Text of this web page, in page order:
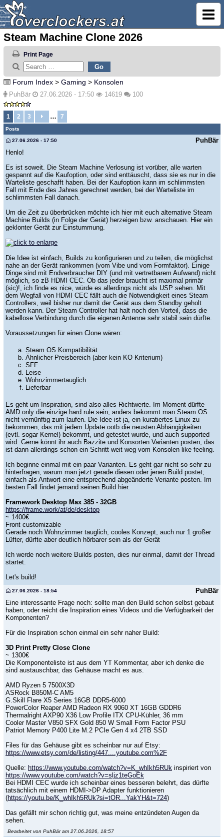
Steam Machine Clone 2026
Print Page
Forum Index > Gaming > Konsolen
PuhBär 27.06.2026 - 17:50 14619 100
1 2 3 … 7
Posts
PuhBär
27.06.2026 - 17:50
Henlo!
Es ist soweit. Die Steam Machine Verlosung ist vorüber, alle warten
gespannt auf die Kaufoption, oder sind enttäuscht, dass sie es nur in die
Warteliste geschafft haben. Bei der Kaufoption kann im schlimmsten
Fall mit Ende des Jahres gerechnet werden, bei der Warteliste im
schlimmsten Fall danach.
Um die Zeit zu überbrücken möchte ich hier mit euch alternative Steam
Machine Builds (in Folge der Gerät) herzeigen bzw. anschauen. Hier ein
geklonter Gerät zur Einstummung.
Die Idee ist einfach, Builds zu konfigurieren und zu teilen, die möglichst
nahe an der Gerät rankommen (vom Vibe und vom Formfaktor). Einige
Dinge sind mit Endverbraucher DIY (und mit vertretbarem Aufwand) nicht
möglich, so zB HDMI CEC. Ob das jeder braucht ist maximal primär
(sic)!, ich finde es nice, würde es allerdings nicht als USP sehen. Mit
dem Wegfall von HDMI CEC fällt auch die Notwendigkeit eines Steam
Controllers, weil bisher nur damit der Gerät aus dem Standby geholt
werden kann. Der Steam Controller hat halt noch den Vorteil, dass die
kabellose Verbindung durch die eigenen Antenne sehr stabil sein dürfte.
Voraussetzungen für einen Clone wären:
Steam OS Kompatibilität
Ähnlicher Preisbereich (aber kein KO Kriterium)
SFF
Leise
Wohnzimmertauglich
Lieferbar
Es geht um Inspiration, sind also alles Richtwerte. Im Moment dürfte
AMD only die einzige hard rule sein, anders bekommt man Steam OS
nicht vernünftig zum laufen. Die Idee ist ja, ein kuratiertes Linux zu
bekommen, das mit jedem Update ootb die neusten Abhängigkeiten
(evtl. sogar Kernel) bekommt, und getestet wurde, und auch supported
wird. Gerne könnt ihr auch Bazzite und Konsorten Varianten posten, das
ist dann allerdings schon ein Schritt weit weg vom Konsolen like feeling.
Ich beginne einmal mit ein paar Varianten. Es geht gar nicht so sehr zu
hinterfragen, warum man jetzt gerade diesen oder jenen Build postet;
einfach als Antwort eine entsprechend abgeänderte Veriante posten. Im
besten Fall findet jemand seinen Build hier.
Framework Desktop Max 385 - 32GB
https://frame.work/at/de/desktop
~ 1400€
Front customizable
Gerade noch Wohnzimmer tauglich, cooles Konzept, auch nur 1 großer
Lüfter, dürfte aber deutlich hörbarer sein als der Gerät
Ich werde noch weitere Builds posten, dies nur einmal, damit der Thread
startet.
Let's build!
PuhBär
27.06.2026 - 18:54
Eine interessante Frage noch: sollte man den Build schon selbst gebaut
haben, oder reicht die Inspiration eines Videos und die Verfügbarkeit der
Komponenten?
Für die Inspiration schon einmal ein sehr naher Build:
3D Print Pretty Close Clone
~ 1300€
Die Komponenteliste ist aus dem YT Kommentar, aber ich denke die
sind austauschbar, das Gehäuse macht es aus.
AMD Ryzen 5 7500X3D
ASRock B850M-C AM5
G.Skill Flare X5 Series 16GB DDR5-6000
PowerColor Reaper AMD Radeon RX 9060 XT 16GB GDDR6
Thermalright AXP90 X36 Low Profile ITX CPU-Kühler, 36 mm
Cooler Master V850 SFX Gold 850 W Small Form Factor PSU
Patriot Memory P400 Lite M.2 PCIe Gen 4 x4 2TB SSD
Files für das Gehäuse gibt es scheinbar nur auf Etsy:
https://www.etsy.com/de/listing/447....youtube.com%2F
Quelle: https://www.youtube.com/watch?v=K_whIkh5RUk inspiriert von
https://www.youtube.com/watch?v=sljz1teGoEk
Bei HDMI CEC wurde ich scheinbar eines besseren belehrt, das dürfte
tatsächlich mit einem HDMI->DP Adapter funktionieren
(https://youtu.be/K_whIkh5RUk?si=tOR...YakYH&t=724)
Das gefällt mir schon richtig gut, was meine entzündeten Augen da
sehen.
Bearbeitet von PuhBär am 27.06.2026, 18:57